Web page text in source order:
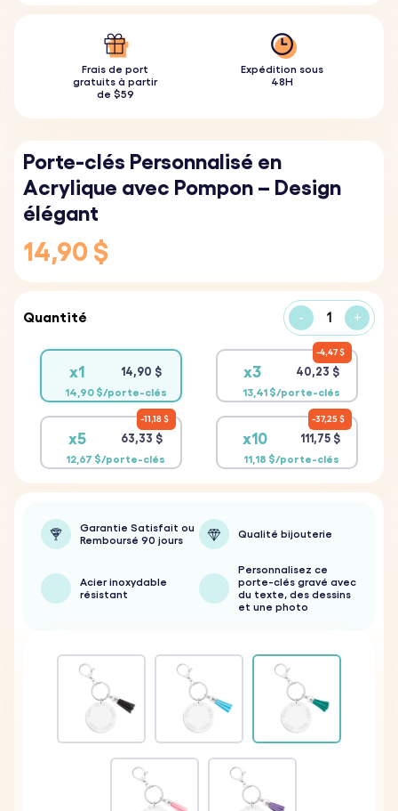
Frais de port
gratuits à partir
de $59
Expédition sous
48H
Porte-clés Personnalisé en
Acrylique avec Pompon – Design
élégant
14,90 $
Quantité - +
x1 14,90 $
14,90 $/porte-clés
x3 40,23 $
13,41 $/porte-clés
4,47 $
x5 63,33 $
12,67 $/porte-clés
11,18 $
x10 111,75 $
11,18 $/porte-clés
37,25 $
Garantie Satisfait ou
Remboursé 90 jours
Qualité bijouterie
Acier inoxydable
résistant
Personnalisez ce
porte-clés gravé avec
du texte, des dessins
et une photo